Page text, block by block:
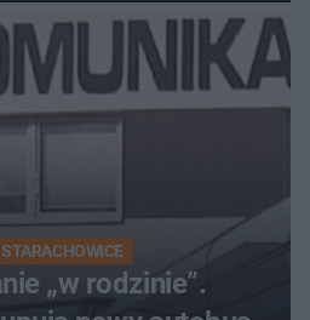
„w rodzinie”.